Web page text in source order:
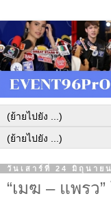
วันเสาร์ที่ 24 มิถุนาย
“เมฆ – แพรว